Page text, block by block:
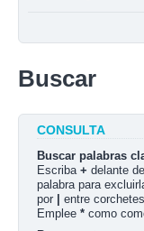
Buscar
CONSULTA
Buscar palabras
Escriba + delante
palabra para
por
entre
Emplee * como